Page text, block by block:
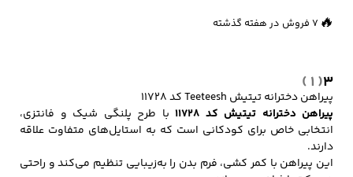
سویشرت و هودی
کیف مردانه
کیف پول و جاکارتی
مردانه
کمربند مردانه
3
( 1 )
پیراهن دخترانه تیتیش Teeteesh کد 11728
پیراهن دخترانه تیتیش کد 11728
با طرح پلنگی شیک و فانتزی،
انتخابی خاص برای کودکانی است که به استایل‌های متفاوت علاقه
دارند.
این پیراهن با کمر کشی، فرم بدن را به‌زیبایی تنظیم می‌کند و راحتی
🔥